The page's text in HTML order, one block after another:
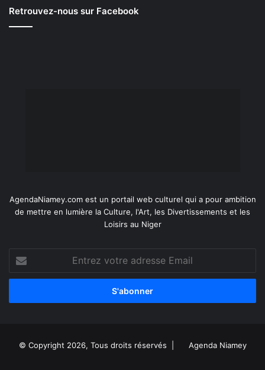
Retrouvez-nous sur Facebook
AgendaNiamey.com est un portail web culturel qui a pour ambition
de mettre en lumière la Culture, l'Art, les Divertissements et les
Loisirs au Niger
votre
adresse
© Copyright 2026, Tous droits réservés | Agenda Niamey